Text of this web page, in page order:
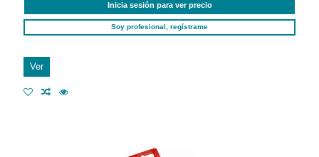
Inicia sesión para ver precio
Soy profesional, regístrame
Ver